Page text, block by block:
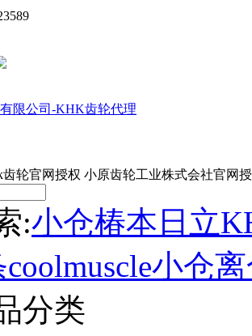
:小仓椿本 日立
coolmuscle小仓
分类